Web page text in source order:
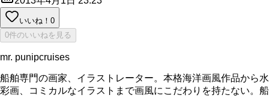
いいね！ 0
0件のいいねを見る
mr. punipcruises
船舶専門の画家、イラストレーター。本格海洋画風作品から水
彩画、コミカルなイラストまで画風にこだわりを持たない。船